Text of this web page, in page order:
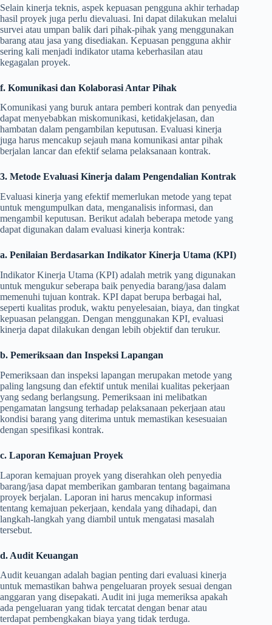
Selain kinerja teknis, aspek kepuasan pengguna akhir terhadap
hasil proyek juga perlu dievaluasi. Ini dapat dilakukan melalui
survei atau umpan balik dari pihak-pihak yang menggunakan
barang atau jasa yang disediakan. Kepuasan pengguna akhir
sering kali menjadi indikator utama keberhasilan atau
kegagalan proyek.
f. Komunikasi dan Kolaborasi Antar Pihak
Komunikasi yang buruk antara pemberi kontrak dan penyedia
dapat menyebabkan miskomunikasi, ketidakjelasan, dan
hambatan dalam pengambilan keputusan. Evaluasi kinerja
juga harus mencakup sejauh mana komunikasi antar pihak
berjalan lancar dan efektif selama pelaksanaan kontrak.
3. Metode Evaluasi Kinerja dalam Pengendalian Kontrak
Evaluasi kinerja yang efektif memerlukan metode yang tepat
untuk mengumpulkan data, menganalisis informasi, dan
mengambil keputusan. Berikut adalah beberapa metode yang
dapat digunakan dalam evaluasi kinerja kontrak:
a. Penilaian Berdasarkan Indikator Kinerja Utama (KPI)
Indikator Kinerja Utama (KPI) adalah metrik yang digunakan
untuk mengukur seberapa baik penyedia barang/jasa dalam
memenuhi tujuan kontrak. KPI dapat berupa berbagai hal,
seperti kualitas produk, waktu penyelesaian, biaya, dan tingkat
kepuasan pelanggan. Dengan menggunakan KPI, evaluasi
kinerja dapat dilakukan dengan lebih objektif dan terukur.
b. Pemeriksaan dan Inspeksi Lapangan
Pemeriksaan dan inspeksi lapangan merupakan metode yang
paling langsung dan efektif untuk menilai kualitas pekerjaan
yang sedang berlangsung. Pemeriksaan ini melibatkan
pengamatan langsung terhadap pelaksanaan pekerjaan atau
kondisi barang yang diterima untuk memastikan kesesuaian
dengan spesifikasi kontrak.
c. Laporan Kemajuan Proyek
Laporan kemajuan proyek yang diserahkan oleh penyedia
barang/jasa dapat memberikan gambaran tentang bagaimana
proyek berjalan. Laporan ini harus mencakup informasi
tentang kemajuan pekerjaan, kendala yang dihadapi, dan
langkah-langkah yang diambil untuk mengatasi masalah
tersebut.
d. Audit Keuangan
Audit keuangan adalah bagian penting dari evaluasi kinerja
untuk memastikan bahwa pengeluaran proyek sesuai dengan
anggaran yang disepakati. Audit ini juga memeriksa apakah
ada pengeluaran yang tidak tercatat dengan benar atau
terdapat pembengkakan biaya yang tidak terduga.